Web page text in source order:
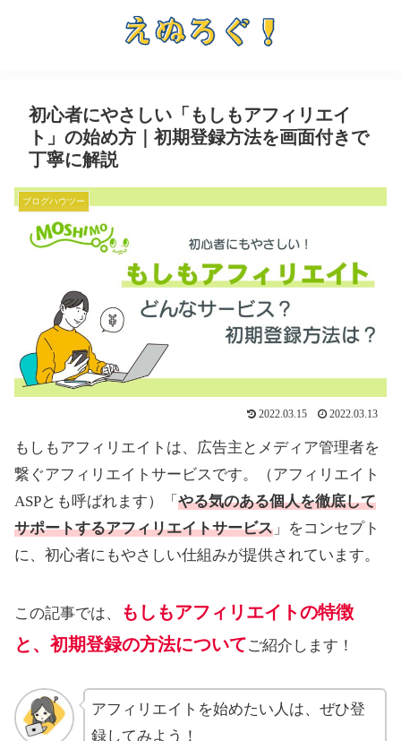
初心者にやさしい「もしもアフィリエイ
ト」の始め方｜初期登録方法を画面付きで
丁寧に解説
ブログハウツー
2022.03.15 2022.03.13
もしもアフィリエイトは、広告主とメディア管理者を
繋ぐアフィリエイトサービスです。（アフィリエイト
ASPとも呼ばれます）「 やる気のある個人を徹底して
サポートするアフィリエイトサービス 」をコンセプト
に、初心者にもやさしい仕組みが提供されています。
この記事では、
もしもアフィリエイトの特徴
と、初期登録の方法についてご紹介します！
アフィリエイトを始めたい人は、ぜひ登
録してみよう！